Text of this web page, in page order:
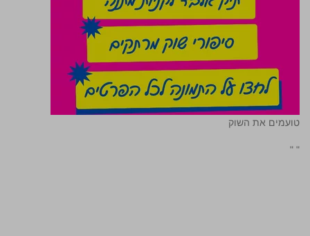
טועמים את השוק
"
"